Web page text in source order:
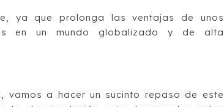
ya que prolonga las ventajas de unos
en un mundo globalizado y de alta
vamos a hacer un sucinto repaso de este